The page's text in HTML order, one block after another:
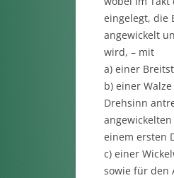
eingelegt, die
angewickelt
wird, – mit
a) einer
b) einer
Drehsinn
einem ersten
c) einer
sowie für den